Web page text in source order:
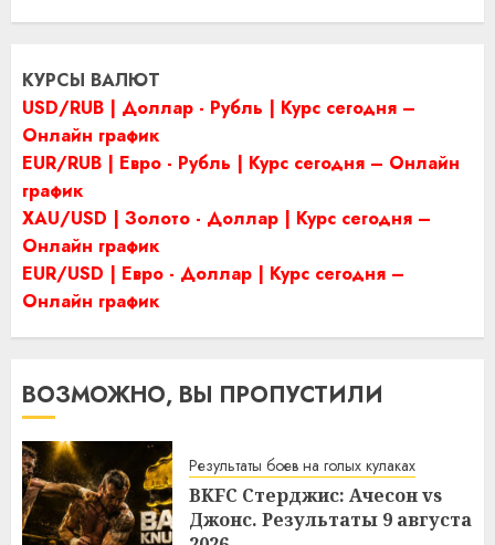
КУРСЫ ВАЛЮТ
USD/RUB | Доллар - Рубль | Курс сегодня –
Онлайн график
EUR/RUB | Евро - Рубль | Курс сегодня – Онлайн
график
XAU/USD | Золото - Доллар | Курс сегодня –
Онлайн график
EUR/USD | Евро - Доллар | Курс сегодня –
Онлайн график
ВОЗМОЖНО, ВЫ ПРОПУСТИЛИ
Результаты боев на голых кулаках
BKFC Стерджис: Ачесон vs
Джонс. Результаты 9 августа